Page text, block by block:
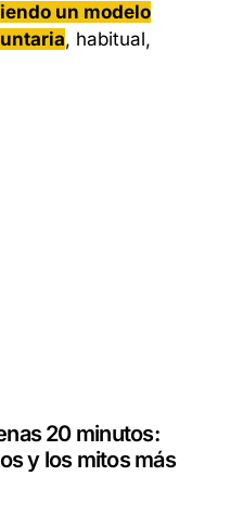
un modelo
, habitual,
20 minutos:
y los mitos más